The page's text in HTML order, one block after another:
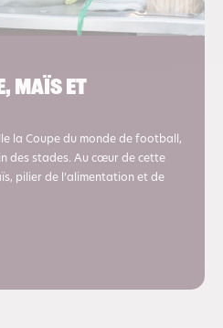
maïs et
la Coupe du monde de football,
des stades. Au cœur de cette
pilier de l’alimentation et de